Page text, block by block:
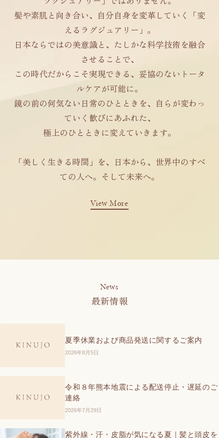
髪や素肌と向き合い、自分自身を変革していく「変
えるラグジュアリー」。
日本ならではの美意識と、たしかな科学技術を融合
させることで、
この時代だからこそ実現できる、妥協のないトータ
ルケアが可能に。
鏡の前の何気ない日常のひとときを、自らが変わっ
ていく歓びにあふれた、
極上のひとときに変えていきます。
「美しく生きる時間」を、日本から、世界中のすべ
ての人へ。そして未来へ。
View More
News
最新情報
夏季休業および商品発送に関するご案内
2026年8月5日
令和８年熊本地震による配送停止・遅延のご
連絡
2026年7月29日
紫外線・汗・皮脂が気になる夏｜髪と頭皮を